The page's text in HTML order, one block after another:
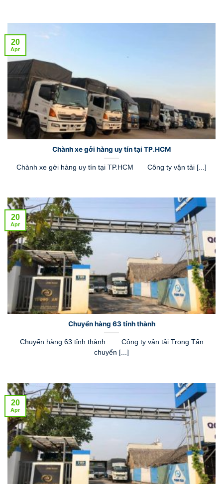
Chành xe gởi hàng uy tín tại TP.HCM
Chành xe gởi hàng uy tín tại TP.HCM Công ty vận tải [...]
20
Apr
Chuyển hàng 63 tỉnh thành
Chuyển hàng 63 tỉnh thành Công ty vận tải Trọng Tấn
chuyển [...]
20
Apr
20
Apr